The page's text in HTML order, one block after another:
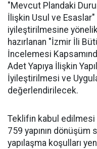
"Mevcut Plandaki
İlişkin Usul ve Esaslar"
iyileştirilmesine
hazırlanan "İzmir İli
İncelemesi
Adet Yapıya İlişkin
İyileştirilmesi ve
değerlendirilecek.
Teklifin kabul edilmesi
759 yapının
yapılaşma koşulları